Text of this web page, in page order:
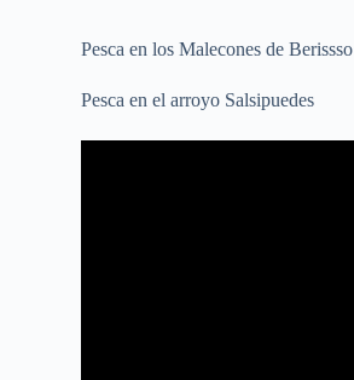
Pesca en los Malecones de Berissso
Pesca en el arroyo Salsipuedes